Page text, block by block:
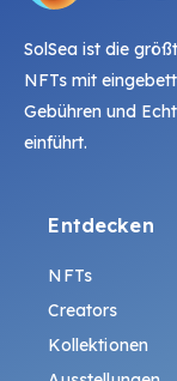
SolSea ist die
NFTs mit
Gebühren und
einführt.
Entdecken
NFTs
Creators
Kollektionen